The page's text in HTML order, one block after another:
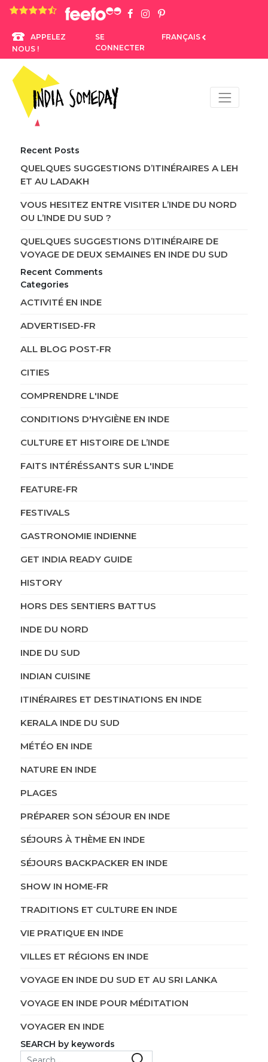
4.8 rating based on 1,234 ratings
APPELEZ
NOUS !
SE
CONNECTER
FRANÇAIS
Recent Posts
QUELQUES SUGGESTIONS D’ITINÉRAIRES A LEH
ET AU LADAKH
VOUS HESITEZ ENTRE VISITER L’INDE DU NORD
OU L’INDE DU SUD ?
QUELQUES SUGGESTIONS D’ITINÉRAIRE DE
VOYAGE DE DEUX SEMAINES EN INDE DU SUD
Recent Comments
Categories
ACTIVITÉ EN INDE
ADVERTISED-FR
ALL BLOG POST-FR
CITIES
COMPRENDRE L'INDE
CONDITIONS D'HYGIÈNE EN INDE
CULTURE ET HISTOIRE DE L’INDE
FAITS INTÉRÉSSANTS SUR L'INDE
FEATURE-FR
FESTIVALS
GASTRONOMIE INDIENNE
GET INDIA READY GUIDE
HISTORY
HORS DES SENTIERS BATTUS
INDE DU NORD
INDE DU SUD
INDIAN CUISINE
ITINÉRAIRES ET DESTINATIONS EN INDE
KERALA INDE DU SUD
MÉTÉO EN INDE
NATURE EN INDE
PLAGES
PRÉPARER SON SÉJOUR EN INDE
SÉJOURS À THÈME EN INDE
SÉJOURS BACKPACKER EN INDE
SHOW IN HOME-FR
TRADITIONS ET CULTURE EN INDE
VIE PRATIQUE EN INDE
VILLES ET RÉGIONS EN INDE
VOYAGE EN INDE DU SUD ET AU SRI LANKA
VOYAGE EN INDE POUR MÉDITATION
VOYAGER EN INDE
SEARCH by keywords
Search for: